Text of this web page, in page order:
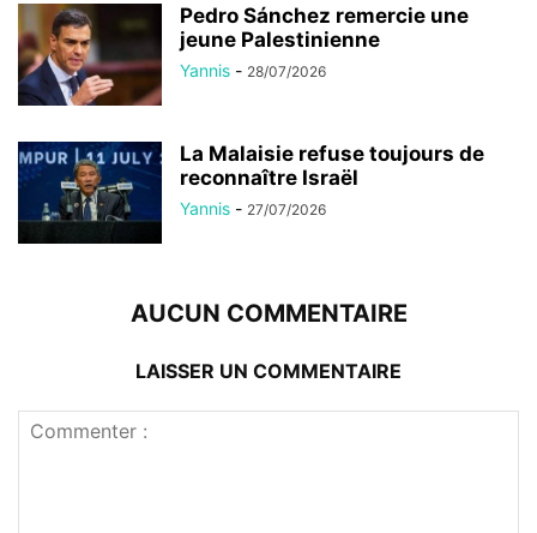
Pedro Sánchez remercie une
jeune Palestinienne
Yannis - 28/07/2026
La Malaisie refuse toujours de
reconnaître Israël
Yannis - 27/07/2026
AUCUN COMMENTAIRE
LAISSER UN COMMENTAIRE